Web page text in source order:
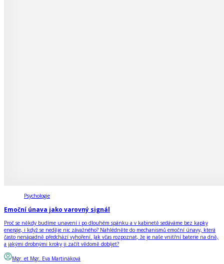
Psychologie
Emoční únava jako varovný signál
Proč se někdy budíme unavení i po dlouhém spánku a v kabinetě sedáváme bez kapky
energie, i když se neděje nic závažného? Nahlédněte do mechanismů emoční únavy, která
často nenápadně předchází vyhoření. Jak včas rozpoznat, že je naše vnitřní baterie na dně,
a jakými drobnými kroky ji začít vědomě dobíjet?
Mgr. et Mgr. Eva Martináková